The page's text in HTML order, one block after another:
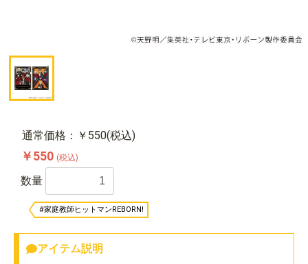
通常価格：￥550(税込)
￥550 (税込)
数量
#家庭教師ヒットマンREBORN!
アイテム説明